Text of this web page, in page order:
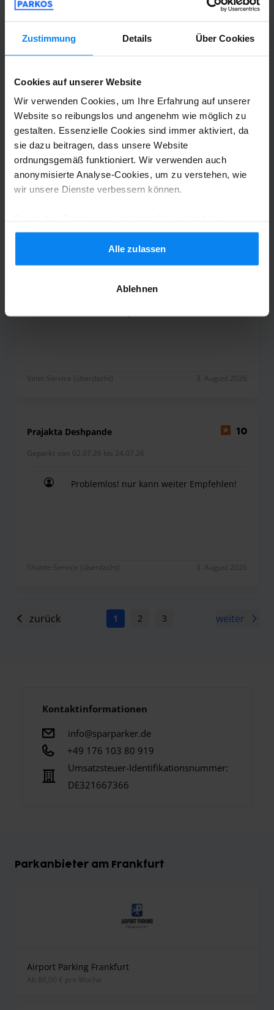
Zustimmung Details Über Cookies
Cookies auf unserer Website
Wir verwenden Cookies, um Ihre Erfahrung auf unserer
Website so reibungslos und angenehm wie möglich zu
gestalten. Essenzielle Cookies sind immer aktiviert, da
sie dazu beitragen, dass unsere Website
ordnungsgemäß funktioniert. Wir verwenden auch
anonymisierte Analyse-Cookies, um zu verstehen, wie
wir unsere Dienste verbessern können.
Verwendung von Cookies gemäß den Regeln in Ihrem
Land einverstanden, können Ihre Einstellungen jedoch
jederzeit anpassen. Alle Einzelheiten finden Sie in
Alle zulassen
Ablehnen
Anonym
Top Service, alles hat völlig reibungslos
und einfach funktioniert. Nette
Mitarbeiter. Kann ich uneingeschränkt
empfehlen.
Top Service, alles hat völlig reibungslos und
Shuttle-Service (nicht überdacht)
Geparkt von 21.07.26 bis 02.08.26
Planmäßige Ablieferung und Rückgabe.
Valet-Service (überdacht) 3. August 2026
Prajakta Deshpande 10
Geparkt von 02.07.26 bis 24.07.26
Problemlos! nur kann weiter Empfehlen!
Shuttle-Service (überdacht) 3. August 2026
zurück 1 2 3 6
weiter
Kontaktinformationen
info@sparparker.de
+49 176 103 80 919
Umsatzsteuer-Identifikationsnummer:
DE321667366
Parkanbieter am Frankfurt
Airport Parking Frankfurt
ab 86,00 € pro Woche